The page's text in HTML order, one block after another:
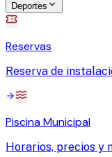
Deportes
Reservas
Reserva de
Piscina Municipal
Horarios, precios y